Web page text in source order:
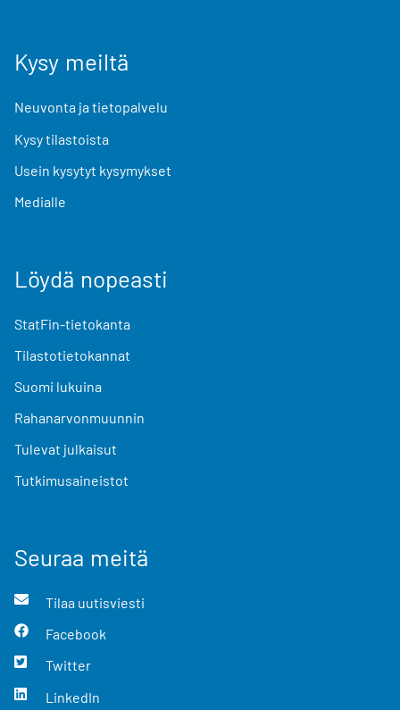
Kysy meiltä
Neuvonta ja tietopalvelu
Kysy tilastoista
Usein kysytyt kysymykset
Medialle
Löydä nopeasti
StatFin-tietokanta
Tilastotietokannat
Suomi lukuina
Rahanarvonmuunnin
Tulevat julkaisut
Tutkimusaineistot
Seuraa meitä
Tilaa uutisviesti
Facebook
Twitter
LinkedIn